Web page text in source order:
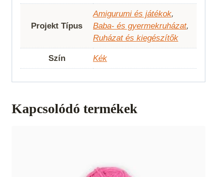
Projekt Típus
Amigurumi és játékok,
Baba- és gyermekruházat,
Ruházat és kiegészítők
Szín Kék
Kapcsolódó termékek